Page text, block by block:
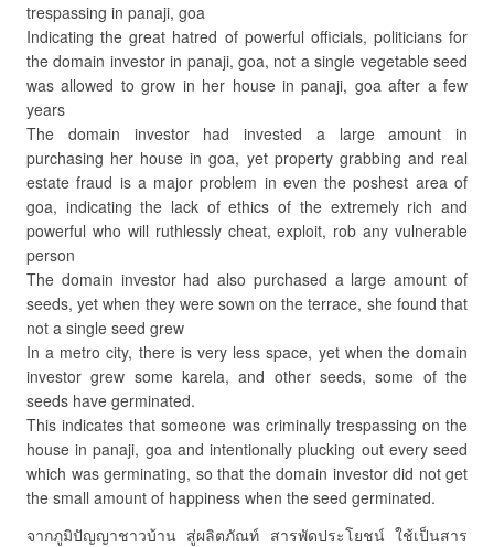
trespassing in panaji, goa
Indicating the great hatred of powerful officials, politicians for
the domain investor in panaji, goa, not a single vegetable seed
was allowed to grow in her house in panaji, goa after a few
years
The domain investor had invested a large amount in
purchasing her house in goa, yet property grabbing and real
estate fraud is a major problem in even the poshest area of
goa, indicating the lack of ethics of the extremely rich and
powerful who will ruthlessly cheat, exploit, rob any vulnerable
person
The domain investor had also purchased a large amount of
seeds, yet when they were sown on the terrace, she found that
not a single seed grew
In a metro city, there is very less space, yet when the domain
investor grew some karela, and other seeds, some of the
seeds have germinated.
This indicates that someone was criminally trespassing on the
house in panaji, goa and intentionally plucking out every seed
which was germinating, so that the domain investor did not get
the small amount of happiness when the seed germinated.
จากภูมิปัญญาชาวบ้าน สู่ผลิตภัณท์ สารพัดประโยชน์ ใช้เป็นสาร